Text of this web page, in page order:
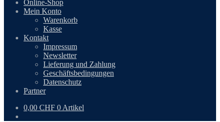
Online-Shop
Mein Konto
Warenkorb
Kasse
Kontakt
Impressum
Newsletter
Lieferung und Zahlung
Geschäftsbedingungen
Datenschutz
Partner
0,00 CHF 0 Artikel